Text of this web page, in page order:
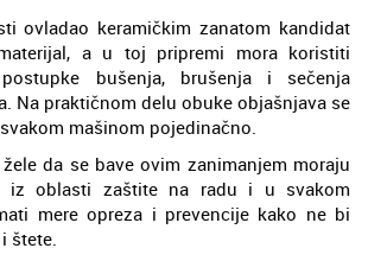
ovladao keramičkim zanatom kandidat
a u toj pripremi mora koristiti
bušenja, brušenja i sečenja
Na praktičnom delu obuke objašnjava se
mašinom pojedinačno.
da se bave ovim zanimanjem moraju
iz oblasti zaštite na radu i u svakom
mere opreza i prevencije kako ne bi
štete.